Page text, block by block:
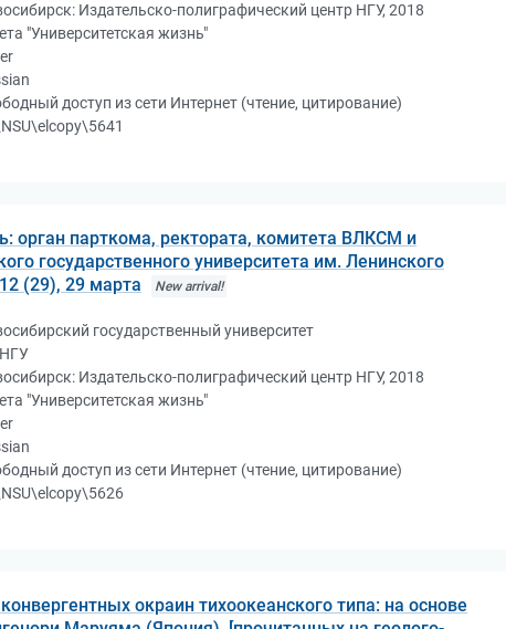
Издательско-полиграфический центр НГУ, 2018
"Университетская жизнь"
доступ из сети Интернет (чтение, цитирование)
орган парткома, ректората, комитета ВЛКСМ и
государственного университета им. Ленинского
(29), 29 марта
New arrival!
государственный университет
Издательско-полиграфический центр НГУ, 2018
"Университетская жизнь"
доступ из сети Интернет (чтение, цитирование)
окраин тихоокеанского типа: на основе